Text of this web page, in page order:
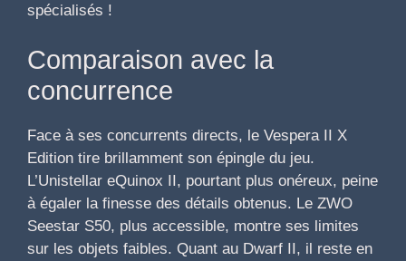
spécialisés !
Comparaison avec la
concurrence
Face à ses concurrents directs, le Vespera II X
Edition tire brillamment son épingle du jeu.
L’Unistellar eQuinox II, pourtant plus onéreux, peine
à égaler la finesse des détails obtenus. Le ZWO
Seestar S50, plus accessible, montre ses limites
sur les objets faibles. Quant au Dwarf II, il reste en